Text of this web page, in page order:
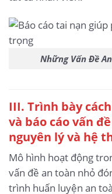
Những Vấn Đề
III. Trình bày
và báo cáo vấn
nguyên lý và hệ
Mô hình hoạt động
vấn đề an toàn nhỏ
trình huấn luyện an